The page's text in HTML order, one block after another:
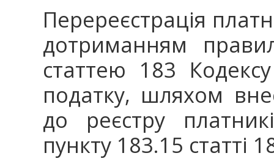
Перереєстрація
дотриманням
статтею 183
податку, шляхом
до реєстру
пункту 183.15 статті